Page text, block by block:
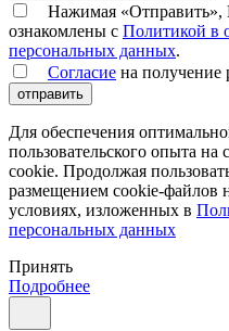
Нажимая «Отправить»,
ознакомлены с Политикой в
персональных данных.
Согласие на получение
отправить
Для обеспечения
пользовательского опыта на
cookie. Продолжая
размещением cookie-файлов
условиях, изложенных в
персональных данных
Принять
Подробнее